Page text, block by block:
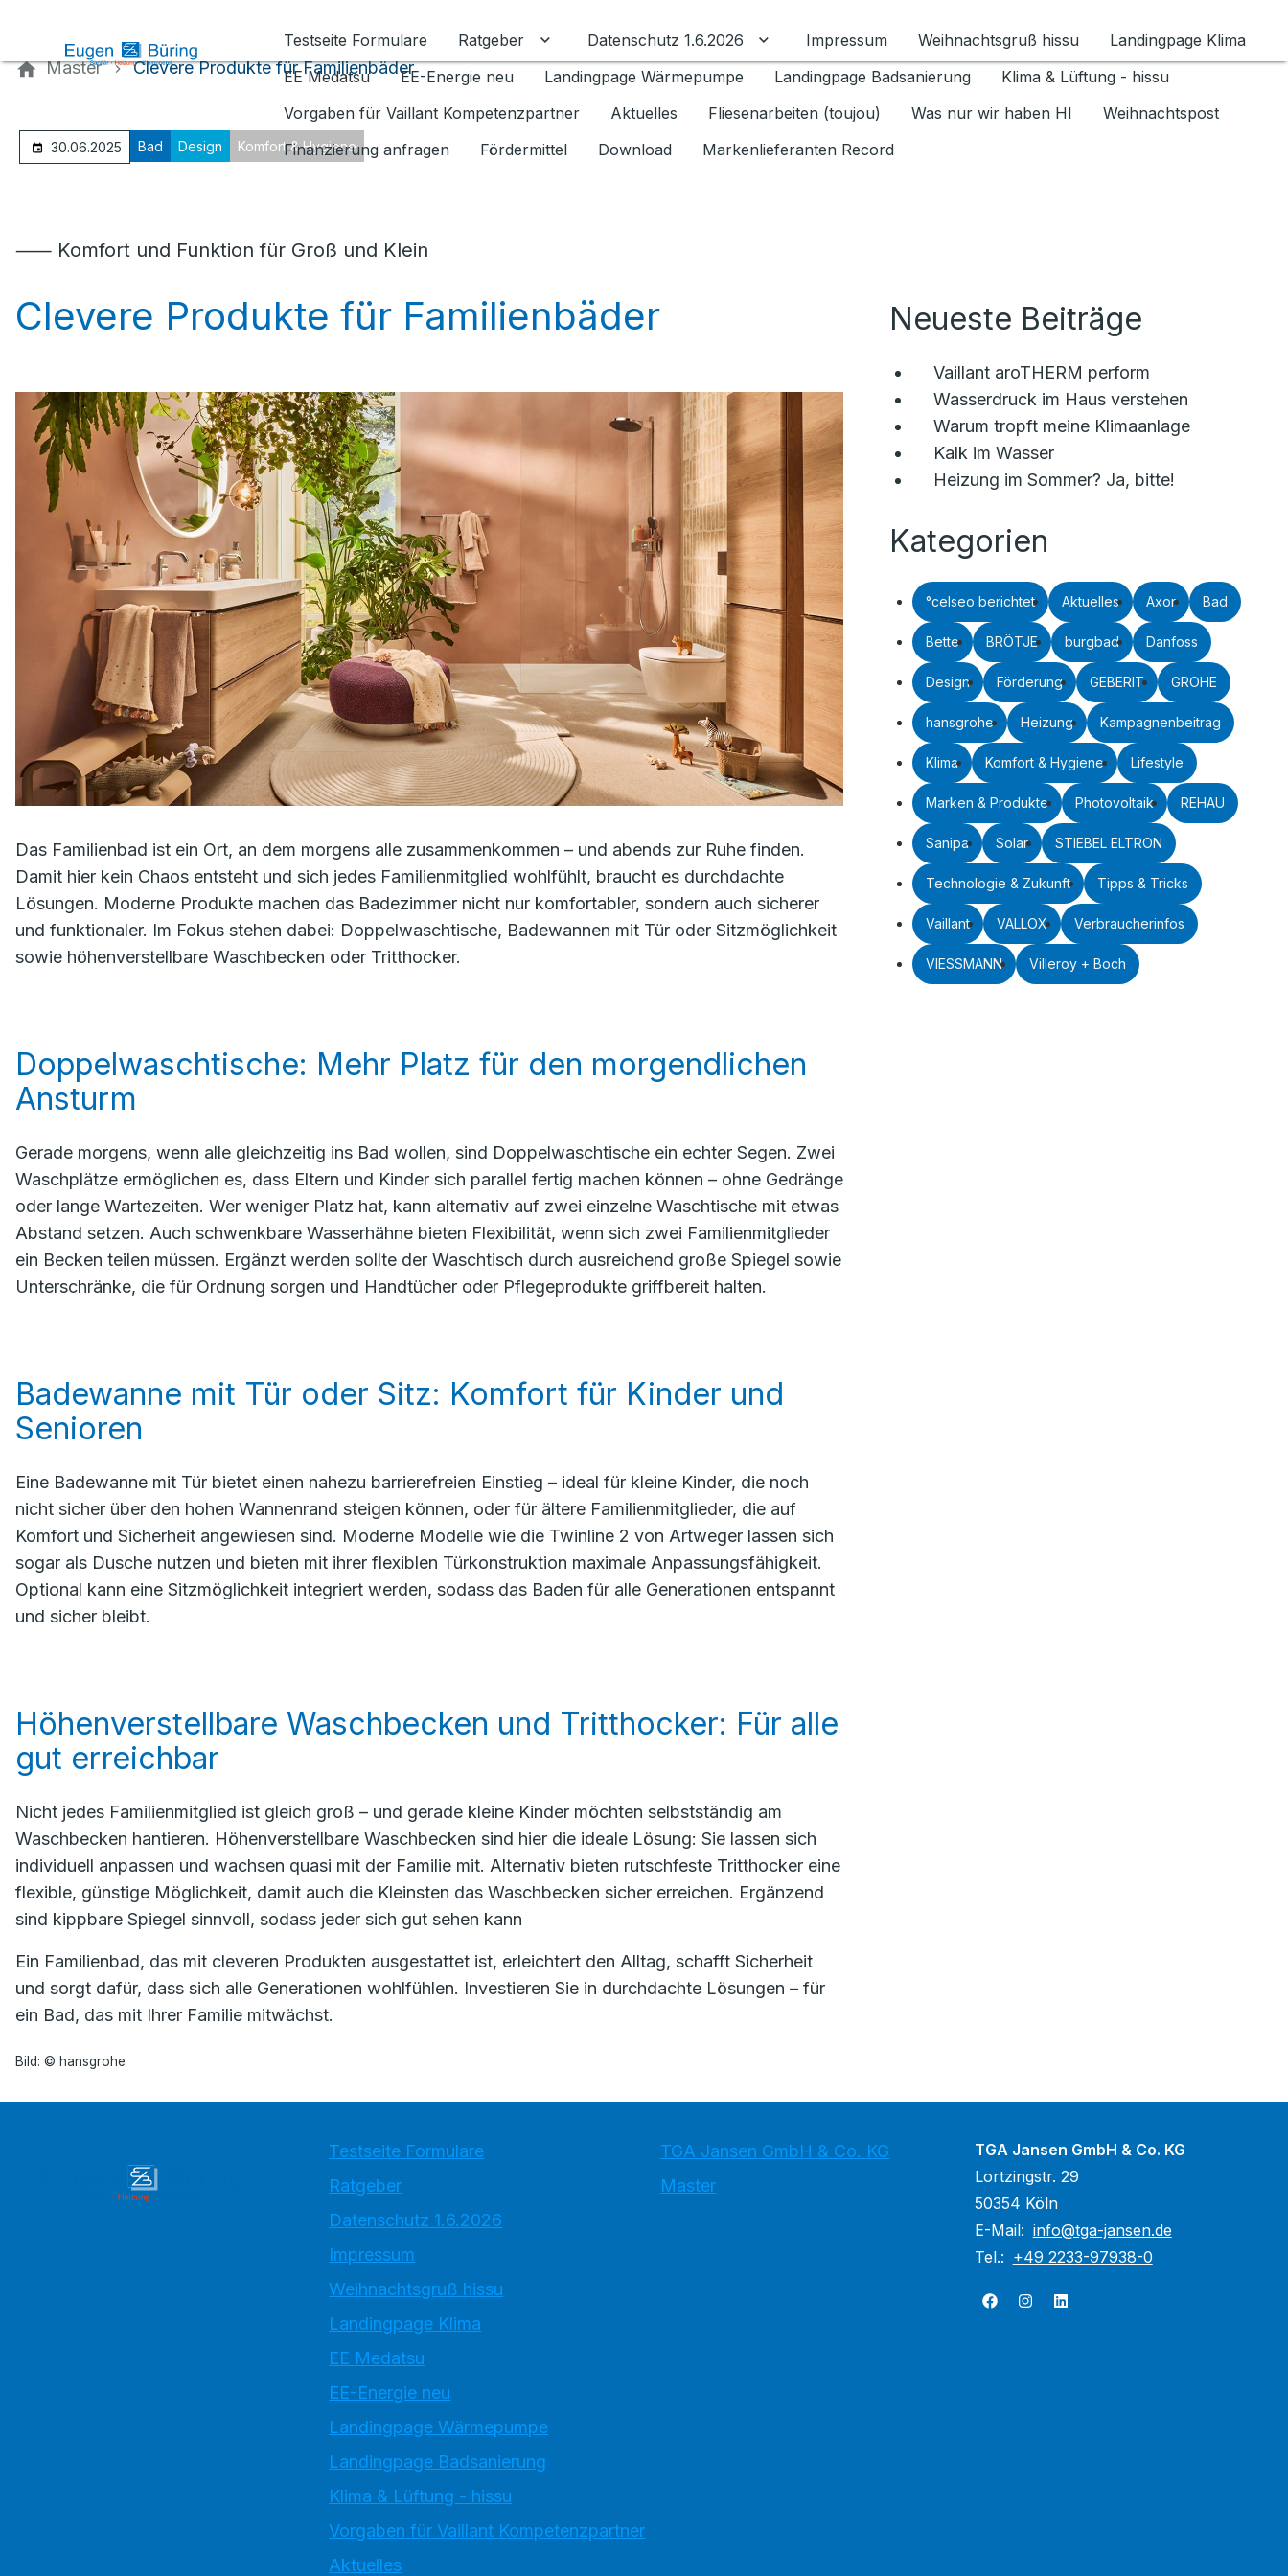
Testseite Formulare
Ratgeber Untermenü für Ratgeber umschalten
Datenschutz 1.6.2026 Untermenü für Datenschutz 1.6.2026 umschalten
Impressum Weihnachtsgruß hissu
Landingpage Klima
EE Medatsu
EE-Energie neu Landingpage Wärmepumpe Landingpage Badsanierung
Klima & Lüftung - hissu
Vorgaben für Vaillant Kompetenzpartner
Aktuelles Fliesenarbeiten (toujou) Was nur wir haben HI
Weihnachtspost
Finanzierung anfragen
Fördermittel Download Markenlieferanten Record
Master Clevere Produkte für Familienbäder
30.06.2025 Bad Design Komfort & Hygiene
⸺ Komfort und Funktion für Groß und Klein
Clevere Produkte für Familienbäder
Das Familienbad ist ein Ort, an dem morgens alle zusammenkommen – und abends zur Ruhe finden.
Damit hier kein Chaos entsteht und sich jedes Familienmitglied wohlfühlt, braucht es durchdachte
Lösungen. Moderne Produkte machen das Badezimmer nicht nur komfortabler, sondern auch sicherer
und funktionaler. Im Fokus stehen dabei: Doppelwaschtische, Badewannen mit Tür oder Sitzmöglichkeit
sowie höhenverstellbare Waschbecken oder Tritthocker.
Doppelwaschtische: Mehr Platz für den morgendlichen
Ansturm
Gerade morgens, wenn alle gleichzeitig ins Bad wollen, sind Doppelwaschtische ein echter Segen. Zwei
Waschplätze ermöglichen es, dass Eltern und Kinder sich parallel fertig machen können – ohne Gedränge
oder lange Wartezeiten. Wer weniger Platz hat, kann alternativ auf zwei einzelne Waschtische mit etwas
Abstand setzen. Auch schwenkbare Wasserhähne bieten Flexibilität, wenn sich zwei Familienmitglieder
ein Becken teilen müssen. Ergänzt werden sollte der Waschtisch durch ausreichend große Spiegel sowie
Unterschränke, die für Ordnung sorgen und Handtücher oder Pflegeprodukte griffbereit halten.
Badewanne mit Tür oder Sitz: Komfort für Kinder und
Senioren
Eine Badewanne mit Tür bietet einen nahezu barrierefreien Einstieg – ideal für kleine Kinder, die noch
nicht sicher über den hohen Wannenrand steigen können, oder für ältere Familienmitglieder, die auf
Komfort und Sicherheit angewiesen sind. Moderne Modelle wie die Twinline 2 von Artweger lassen sich
sogar als Dusche nutzen und bieten mit ihrer flexiblen Türkonstruktion maximale Anpassungsfähigkeit.
Optional kann eine Sitzmöglichkeit integriert werden, sodass das Baden für alle Generationen entspannt
und sicher bleibt.
Höhenverstellbare Waschbecken und Tritthocker: Für alle
gut erreichbar
Nicht jedes Familienmitglied ist gleich groß – und gerade kleine Kinder möchten selbstständig am
Waschbecken hantieren. Höhenverstellbare Waschbecken sind hier die ideale Lösung: Sie lassen sich
individuell anpassen und wachsen quasi mit der Familie mit. Alternativ bieten rutschfeste Tritthocker eine
flexible, günstige Möglichkeit, damit auch die Kleinsten das Waschbecken sicher erreichen. Ergänzend
sind kippbare Spiegel sinnvoll, sodass jeder sich gut sehen kann
Ein Familienbad, das mit cleveren Produkten ausgestattet ist, erleichtert den Alltag, schafft Sicherheit
und sorgt dafür, dass sich alle Generationen wohlfühlen. Investieren Sie in durchdachte Lösungen – für
ein Bad, das mit Ihrer Familie mitwächst.
Bild: © hansgrohe
Neueste Beiträge
Vaillant aroTHERM perform
Wasserdruck im Haus verstehen
Warum tropft meine Klimaanlage
Kalk im Wasser
Heizung im Sommer? Ja, bitte!
Kategorien
°celseo berichtet Aktuelles Axor Bad
Bette BRÖTJE burgbad Danfoss
Design Förderung GEBERIT GROHE
hansgrohe Heizung Kampagnenbeitrag
Klima Komfort & Hygiene Lifestyle
Marken & Produkte Photovoltaik REHAU
Sanipa Solar STIEBEL ELTRON
Technologie & Zukunft Tipps & Tricks
Vaillant VALLOX Verbraucherinfos
VIESSMANN Villeroy + Boch
Testseite Formulare
Ratgeber
Datenschutz 1.6.2026
Impressum
Weihnachtsgruß hissu
Landingpage Klima
EE Medatsu
EE-Energie neu
Landingpage Wärmepumpe
Landingpage Badsanierung
Klima & Lüftung - hissu
Vorgaben für Vaillant Kompetenzpartner
Aktuelles
TGA Jansen GmbH & Co. KG
Master
TGA Jansen GmbH & Co. KG
Lortzingstr. 29
50354 Köln
E-Mail: info@tga-jansen.de
Tel.: +49 2233-97938-0